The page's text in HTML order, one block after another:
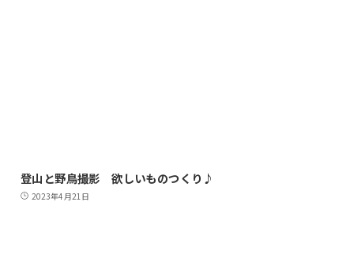
登山と野鳥撮影 欲しいものつくり♪
2023年4月21日